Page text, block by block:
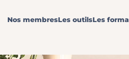
Nos membresLes outilsLes